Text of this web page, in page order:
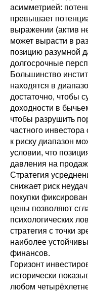
асимметрией:
превышает
выражении (актив
может вырасти в
позицию разумной
долгосрочные
Большинство
находятся в
достаточно, чтобы
доходности в
чтобы разрушить
частного
к риску диапазон
условии, что
давления на
Стратегия
снижает риск
покупки
цены позволяют
психологических
стратегия с точки
наиболее
финансов.
Горизонт
исторически
любом